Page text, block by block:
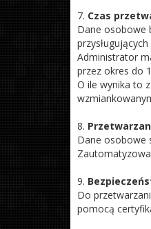
7. Czas
Dane osobowe
Administrator
przez okres do
O ile wynika to
8.
Dane osobowe
9.
Do
pomocą